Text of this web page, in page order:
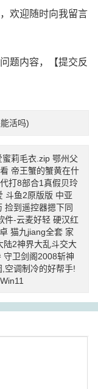
欢迎随时向我留言
题内容，【提交反
活吗)
蜜莉毛衣.zip 鄂州父
帝王蟹的蟹黄在什
打8部合1真假贝玲
斗鱼2原版版 中亚
捡到遥控器摁下同
件-云麦好轻 硬汉红
猫九jiang全套 家
陆2神界大乱斗交大
守卫剑阁2008斩神
空调制冷的好帮手!